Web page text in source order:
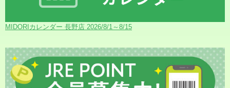
MIDORIカレンダー 長野店 2026/8/1～8/15